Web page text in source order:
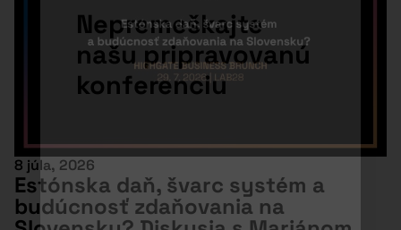
8 júla, 2026
Estónska daň, švarc systém a
budúcnosť zdaňovania na
Nepremeškajte
našu pripravovanú
konferenciu